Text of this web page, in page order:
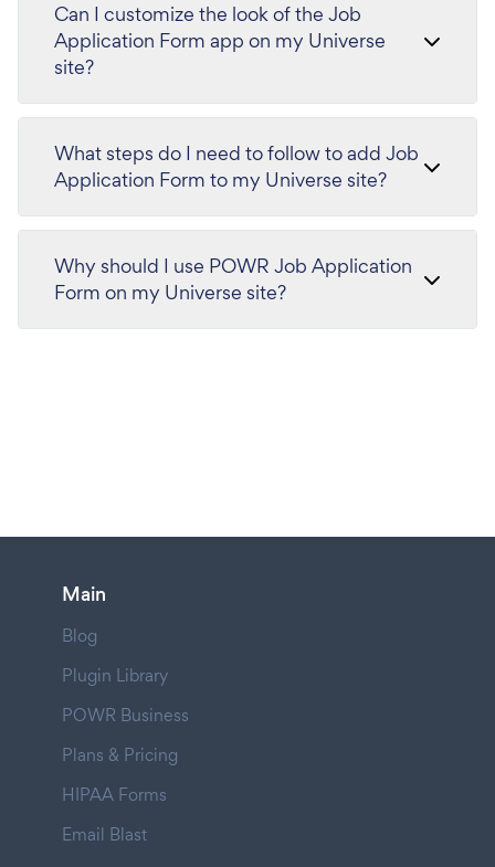
Can I customize the look of the Job
Application Form app on my Universe
site?
What steps do I need to follow to add Job
Application Form to my Universe site?
Why should I use POWR Job Application
Form on my Universe site?
Main
Blog
Plugin Library
POWR Business
Plans & Pricing
HIPAA Forms
Email Blast